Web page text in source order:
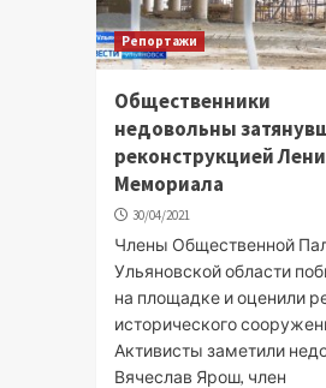
Репортажи
Общественники
недовольны
реконструкцией
Мемориала
30/04/2021
Члены Общественной
Ульяновской области
на площадке и оценили
исторического
Активисты заметили
Вячеслав Ярош, член